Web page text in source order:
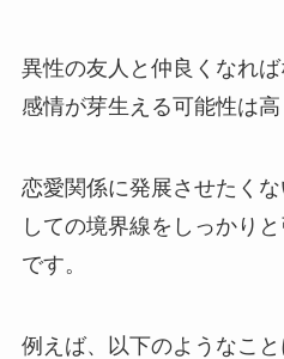
異性の友人と仲良くなれ
感情が芽生える可能性は高
恋愛関係に発展させたく
しての境界線をしっかり
です。
例えば、以下のようなこ